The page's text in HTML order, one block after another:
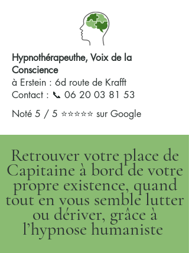
Hypnothérapeuthe, Voix de la
Conscience
à Erstein : 6d route de Krafft
Contact : 📞 06 20 03 81 53
Noté 5 / 5 ⭐⭐⭐⭐⭐ sur Google
Retrouver votre place de
Capitaine à bord de votre
propre existence, quand
tout en vous semble lutter
ou dériver, grâce à
l’hypnose humaniste